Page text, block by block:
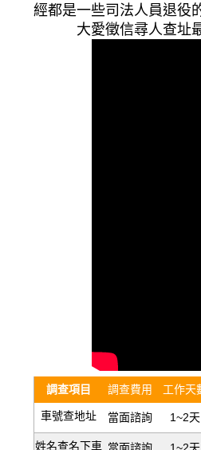
經都是一些司法人員退役
大愛徵信尋人查
調查項目
車號查地址
調查費用
當面諮詢
工作天
1~2天
姓名查名下車 當面諮詢 1~2天